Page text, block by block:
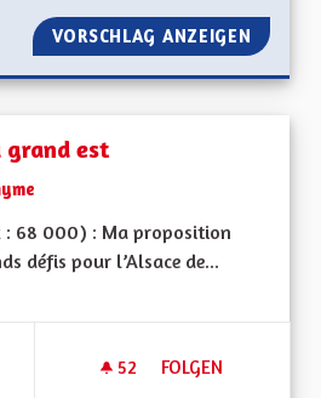
VORSCHLAG ANZEIGEN
grand est
: 68 000) : Ma proposition
défis pour l’Alsace de...
52 52 FOLLOWER
FOLGEN
NE PAS SORTIR DU